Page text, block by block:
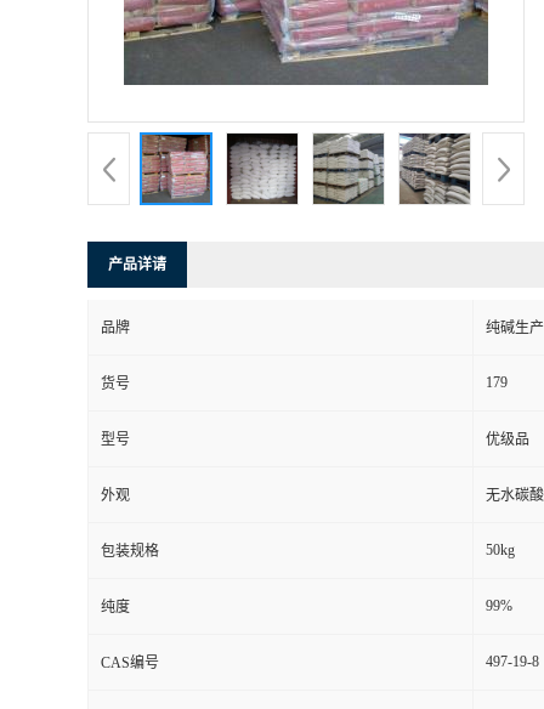
产品详请
品牌 纯碱生
货号 179
型号 优级品
外观 无水碳
包装规格 50kg
纯度 99%
CAS编号 497-19-8